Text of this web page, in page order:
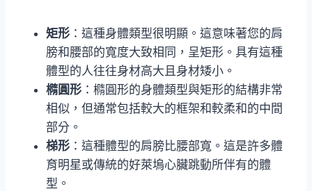
矩形 ：這種身體類型很明顯。這意味著您的肩
膀和腰部的寬度大致相同，呈矩形。具有這種
體型的人往往身材高大且身材矮小。
橢圓形 ：橢圓形的身體類型與矩形的結構非常
相似，但通常包括較大的框架和較柔和的中間
部分。
梯形 ：這種體型的肩膀比腰部寬。這是許多體
育明星或傳統的好萊塢心臟跳動所伴有的體
型。